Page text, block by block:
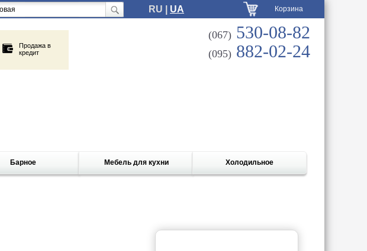
RU | UA Корзина
Продажа в
кредит
(067) 530-08-82
(095) 882-02-24
Барное Мебель для кухни Холодильное